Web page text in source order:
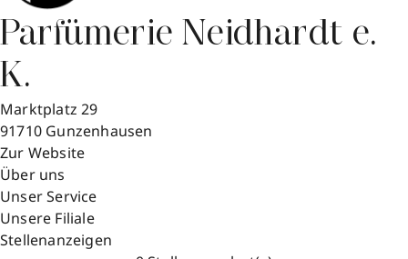
Parfümerie Neidhardt e.
K.
Marktplatz 29
91710 Gunzenhausen
Zur Website
Über uns
Unser Service
Unsere Filiale
Stellenanzeigen